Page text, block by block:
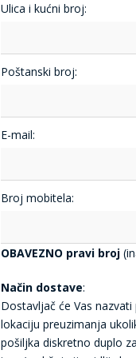
Ulica i kućni broj:
Poštanski broj:
E-mail:
Broj mobitela:
OBAVEZNO pravi broj
Način dostave:
Dostavljač će Vas
lokaciju preuzimanja
pošiljka diskretno duplo